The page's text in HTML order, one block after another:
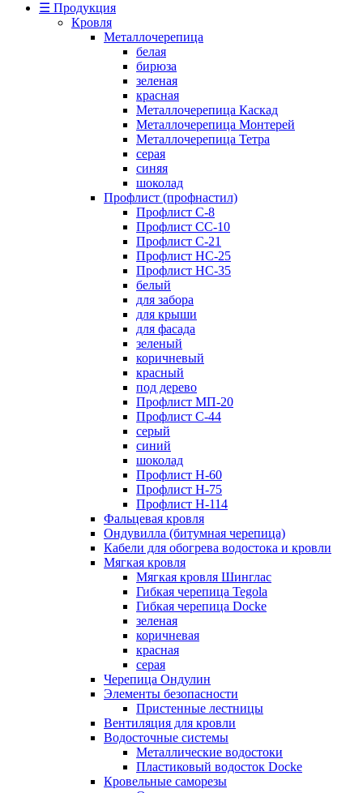
☰ Продукция
Кровля
Металлочерепица
белая
бирюза
зеленая
красная
Металлочерепица Каскад
Металлочерепица Монтерей
Металлочерепица Тетра
серая
синяя
шоколад
Профлист (профнастил)
Профлист С-8
Профлист СС-10
Профлист C-21
Профлист НС-25
Профлист НС-35
белый
для забора
для крыши
для фасада
зеленый
коричневый
красный
под дерево
Профлист МП-20
Профлист С-44
серый
синий
шоколад
Профлист Н-60
Профлист Н-75
Профлист H-114
Фальцевая кровля
Ондувилла (битумная черепица)
Кабели для обогрева водостока и кровли
Мягкая кровля
Мягкая кровля Шинглас
Гибкая черепица Tegola
Гибкая черепица Docke
зеленая
коричневая
красная
серая
Черепица Ондулин
Элементы безопасности
Пристенные лестницы
Вентиляция для кровли
Водосточные системы
Металлические водостоки
Пластиковый водосток Docke
Кровельные саморезы